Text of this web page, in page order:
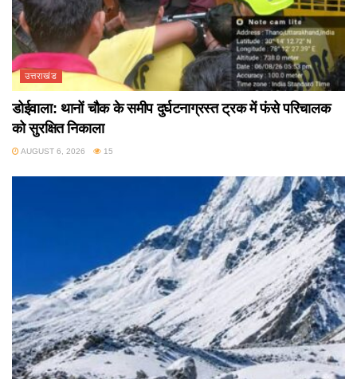
उत्तराखंड
डोईवाला: थानों चौक के समीप दुर्घटनाग्रस्त ट्रक में फंसे परिचालक
को सुरक्षित निकाला
AUGUST 6, 2026 15